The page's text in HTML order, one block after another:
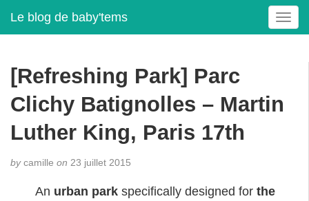
Le blog de baby'tems
T
o
n
[Refreshing Park] Parc
Clichy Batignolles – Martin
Luther King, Paris 17th
bycamille on 23 juillet 2015
An urban park specifically designed for the